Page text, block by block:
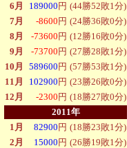
6月
189000 円 (44勝52敗1分)
7月
-8600 円 (24勝36敗0分)
8月
-73600 円 (12勝16敗0分)
9月
-73700 円 (27勝28敗1分)
10月
589600 円 (57勝53敗1分)
11月
102900 円 (23勝26敗0分)
12月
-2300 円 (18勝27敗0分)
2011年
1月
82900 円 (18勝23敗1分)
2月
15000 円 (26勝19敗1分)